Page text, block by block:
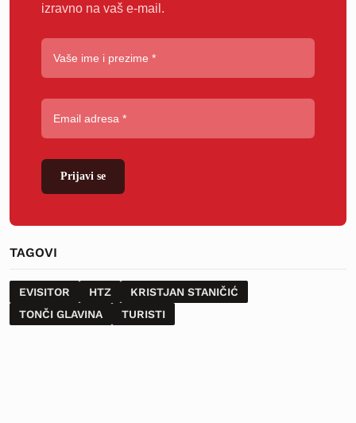
izravno na vaš e-mail.
Prijavi se
TAGOVI
EVISITOR HTZ
KRISTJAN STANIČIĆ
TONČI GLAVINA
TURISTI